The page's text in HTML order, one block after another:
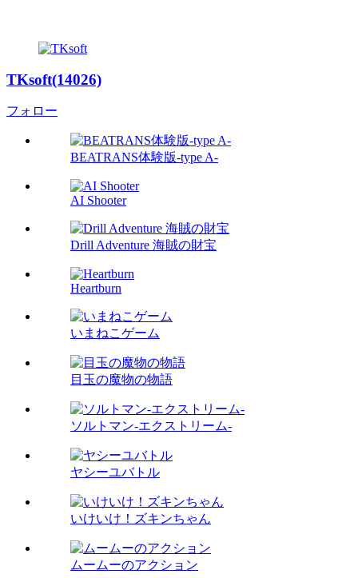
TKsoft(14026)
フォロー
BEATRANS体験版-type A-
AI Shooter
Drill Adventure 海賊の財宝
Heartburn
いまねこゲーム
目玉の魔物の物語
ソルトマン-エクストリーム-
ヤシーユバトル
いけいけ！ズキンちゃん
ムームーのアクション